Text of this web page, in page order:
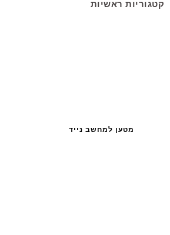
קטגוריות ראשיות
מטען למחשב נייד